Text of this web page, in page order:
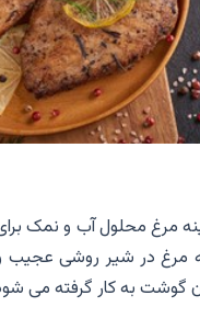
مرغ محلول آب و نمک
مرغ در شیر روشی عجیب
گوشت به کار گرفته می